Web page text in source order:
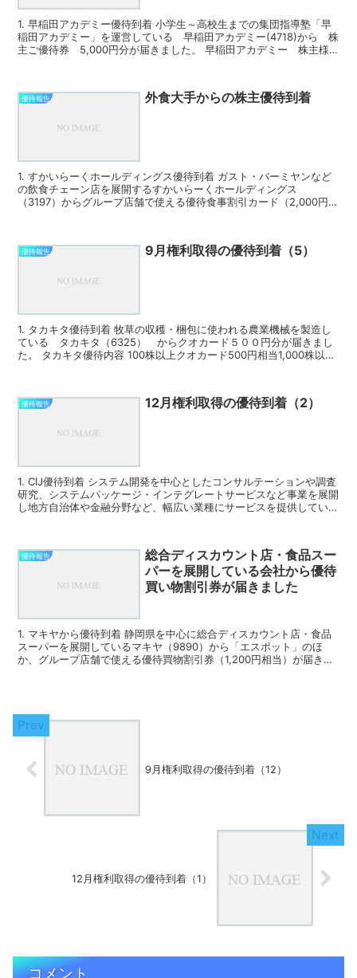
1. 早稲田アカデミー優待到着 小学生～高校生までの集団指導塾「早
稲田アカデミー」を運営している 早稲田アカデミー(4718)から 株
主ご優待券 5,000円分が届きました。 早稲田アカデミー 株主様
優待報告 外食大手からの株主優待到着
1. すかいらーくホールディングス優待到着 ガスト・バーミヤンなど
の飲食チェーン店を展開するすかいらーくホールディングス
（3197）からグループ店舗で使える優待食事割引カード（2,000円相
優待報告 9月権利取得の優待到着（5）
1. タカキタ優待到着 牧草の収穫・梱包に使われる農業機械を製造し
ている タカキタ（6325） からクオカード５００円分が届きまし
た。 タカキタ優待内容 100株以上クオカード500円相当1,000株以上
優待報告 12月権利取得の優待到着（2）
1. CIJ優待到着 システム開発を中心としたコンサルテーションや調査
研究、システムパッケージ・インテグレートサービスなど事業を展開
し地方自治体や金融分野など、幅広い業種にサービスを提供している
優待報告
総合ディスカウント店・食品スー
パーを展開している会社から優待
買い物割引券が届きました
1. マキヤから優待到着 静岡県を中心に総合ディスカウント店・食品
スーパーを展開しているマキヤ（9890）から「エスポット」のほ
か、グループ店舗で使える優待買物割引券（1,200円相当）が届きま
9月権利取得の優待到着（12）
12月権利取得の優待到着（1）
コメント